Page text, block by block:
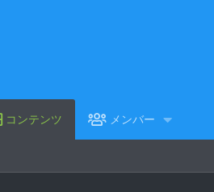
コンテンツ メンバー